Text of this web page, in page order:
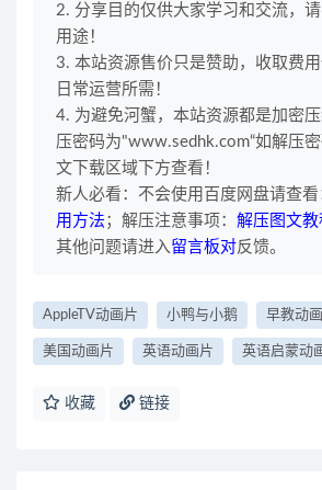
2. 分享目的仅供大家学习和交流，
用途！
3. 本站资源售价只是赞助，收取费
日常运营所需！
4. 为避免河蟹，本站资源都是加密
压密码为"www.sedhk.com“如解压
文下载区域下方查看！
新人必看：不会使用百度网盘请查看
用方法 ；解压注意事项： 解压图文
其他问题请进入 留言板对反馈。
AppleTV动画片 小鸭与小鹅 早教动
美国动画片 英语动画片 英语启蒙动
收藏 链接